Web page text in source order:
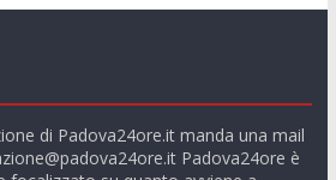
di Padova24ore.it manda una mail
Padova24ore è